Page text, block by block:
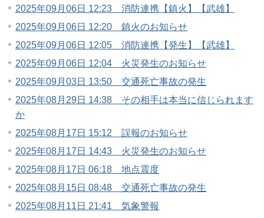
2025年09月06日 12:23 消防連携【鎮火】【武雄】
2025年09月06日 12:20 鎮火のお知らせ
2025年09月06日 12:05 消防連携【発生】【武雄】
2025年09月06日 12:04 火災発生のお知らせ
2025年09月03日 13:50 交通死亡事故の発生
2025年08月29日 14:38 その相手は本当に信じられます
か
2025年08月17日 15:12 誤報のお知らせ
2025年08月17日 14:43 火災発生のお知らせ
2025年08月17日 06:18 地点震度
2025年08月15日 08:48 交通死亡事故の発生
2025年08月11日 21:41 気象警報